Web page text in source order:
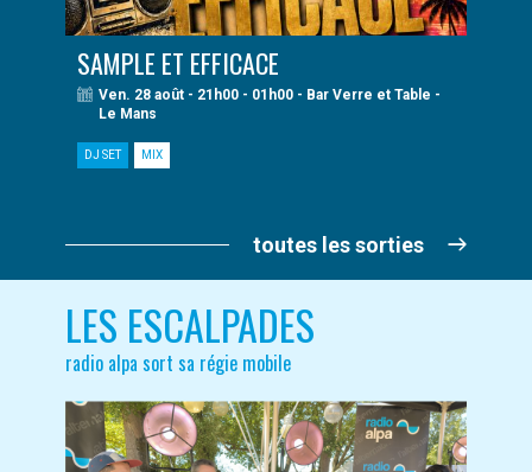
SAMPLE ET EFFICACE
Ven. 28 août - 21h00 - 01h00 - Bar Verre et Table -
Le Mans
DJ SET MIX
toutes les sorties
LES ESCALPADES
radio alpa sort sa régie mobile